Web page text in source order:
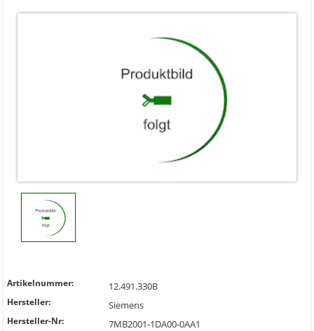
Artikelnummer: 12.491.330B
Hersteller: Siemens
Hersteller-Nr: 7MB2001-1DA00-0AA1